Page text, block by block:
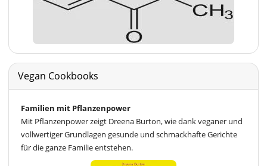
Vegan Cookbooks
Familien mit Pflanzenpower
Mit Pflanzenpower zeigt Dreena Burton, wie dank veganer und
vollwertiger Grundlagen gesunde und schmackhafte Gerichte
für die ganze Familie entstehen.